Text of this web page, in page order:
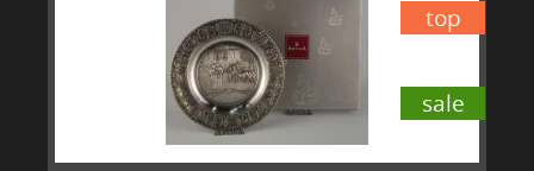
sale
top